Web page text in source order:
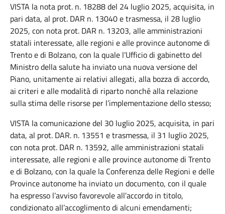
VISTA la nota prot. n. 18288 del 24 luglio 2025, acquisita, in
pari data, al prot. DAR n. 13040 e trasmessa, il 28 luglio
2025, con nota prot. DAR n. 13203, alle amministrazioni
statali interessate, alle regioni e alle province autonome di
Trento e di Bolzano, con la quale l’Ufficio di gabinetto del
Ministro della salute ha inviato una nuova versione del
Piano, unitamente ai relativi allegati, alla bozza di accordo,
ai criteri e alle modalità di riparto nonché alla relazione
sulla stima delle risorse per l’implementazione dello stesso;
VISTA la comunicazione del 30 luglio 2025, acquisita, in pari
data, al prot. DAR. n. 13551 e trasmessa, il 31 luglio 2025,
con nota prot. DAR n. 13592, alle amministrazioni statali
interessate, alle regioni e alle province autonome di Trento
e di Bolzano, con la quale la Conferenza delle Regioni e delle
Province autonome ha inviato un documento, con il quale
ha espresso l’avviso favorevole all’accordo in titolo,
condizionato all’accoglimento di alcuni emendamenti;